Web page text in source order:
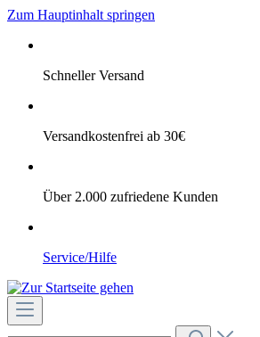
Zum Hauptinhalt springen
Schneller Versand
Versandkostenfrei ab 30€
Über 2.000 zufriedene Kunden
Service/Hilfe